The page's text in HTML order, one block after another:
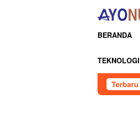
BERANDA
TEKNOLOGI
Terbaru